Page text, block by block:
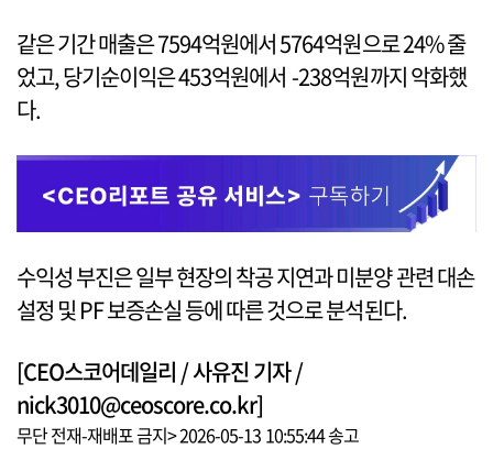
같은 기간 매출은 7594억원에서 5764억원으로 24% 줄
었고, 당기순이익은 453억원에서 -238억원까지 악화했
다.
수익성 부진은 일부 현장의 착공 지연과 미분양 관련 대손
설정 및 PF 보증손실 등에 따른 것으로 분석된다.
[CEO스코어데일리 / 사유진 기자 /
nick3010@ceoscore.co.kr]
무단 전재-재배포 금지> 2026-05-13 10:55:44 송고